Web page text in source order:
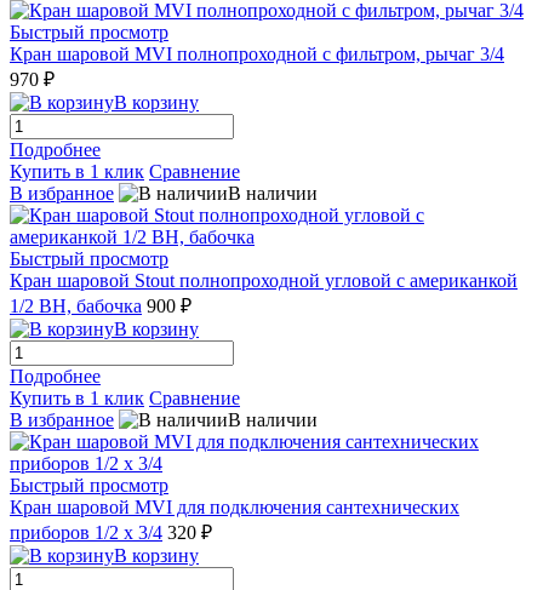
Быстрый просмотр
Кран шаровой MVI полнопроходной с фильтром, рычаг 3/4
970 ₽
В корзину
Подробнее
Купить в 1 клик Сравнение
В избранное
В наличии
Быстрый просмотр
Кран шаровой Stout полнопроходной угловой с американкой
1/2 ВН, бабочка 900 ₽
В корзину
Подробнее
Купить в 1 клик Сравнение
В избранное
В наличии
Быстрый просмотр
Кран шаровой MVI для подключения сантехнических
приборов 1/2 х 3/4 320 ₽
В корзину